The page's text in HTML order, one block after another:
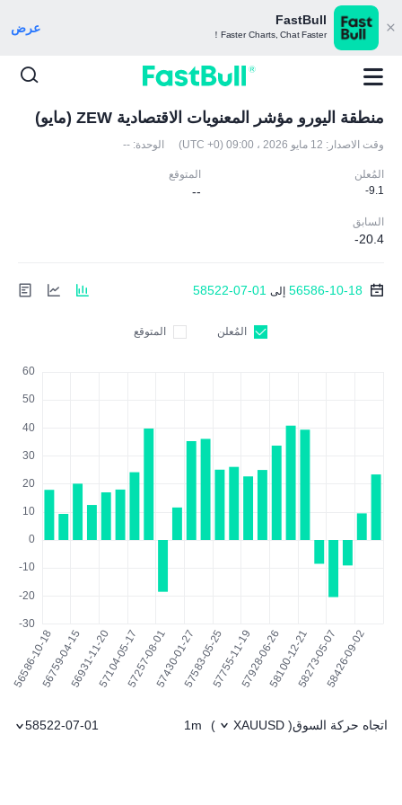
FastBull
Faster Charts, Chat Faster！ عرض
منطقة اليورو مؤشر المعنويات الاقتصادية ZEW (مايو)
وقت الاصدار: 12 مايو 2026 ، 09:00 (UTC +0) الوحدة: --
المُعلن
-9.1
المتوقع
--
السابق
-20.4
56586-10-18 إلى 58522-07-01
المُعلن المتوقع
اتجاه حركة السوق(
XAUUSD
)
1m
58522-07-01